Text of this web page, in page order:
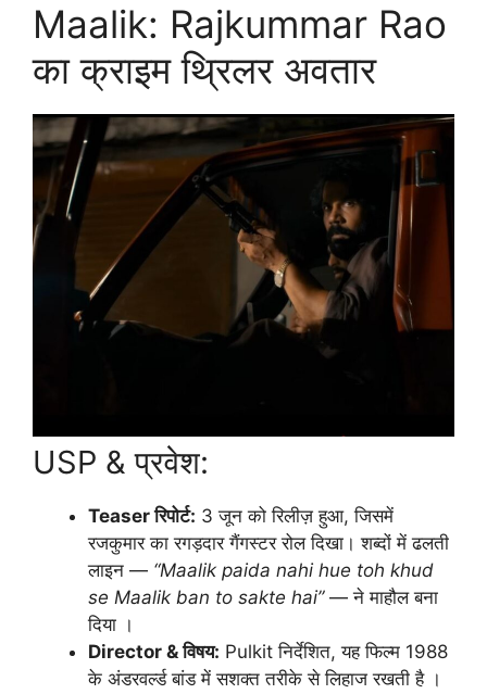
Maalik: Rajkummar Rao
का क्राइम थ्रिलर अवतार
USP & प्रवेश:
Teaser रिपोर्ट: 3 जून को रिलीज़ हुआ, जिसमें
रजकुमार का रगड़दार गैंगस्टर रोल दिखा। शब्दों में ढलती
लाइन — “Maalik paida nahi hue toh khud
se Maalik ban to sakte hai”— ने माहौल बना
दिया ।
Director & विषय: Pulkit निर्देशित, यह फिल्म 1988
के अंडरवर्ल्ड बांड में सशक्त तरीके से लिहाज रखती है ।